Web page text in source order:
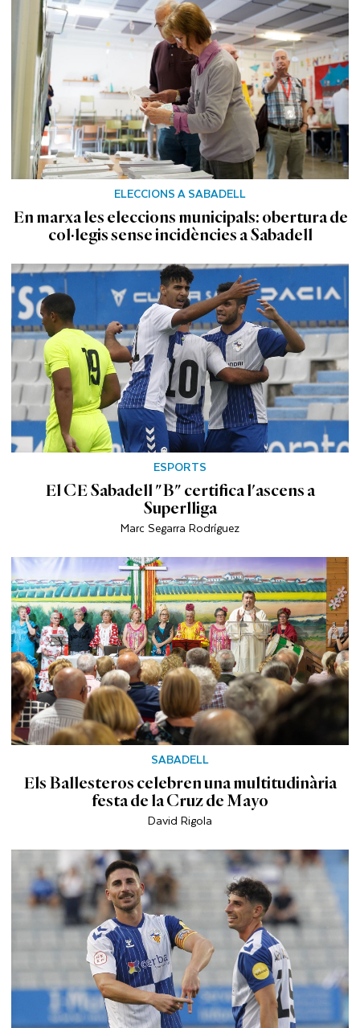
ELECCIONS A SABADELL
En marxa les eleccions municipals: obertura de
col·legis sense incidències a Sabadell
ESPORTS
El CE Sabadell "B" certifica l'ascens a
Superlliga
Marc Segarra Rodríguez
SABADELL
Els Ballesteros celebren una multitudinària
festa de la Cruz de Mayo
David Rigola